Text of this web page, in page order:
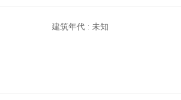
建筑年代 : 未知